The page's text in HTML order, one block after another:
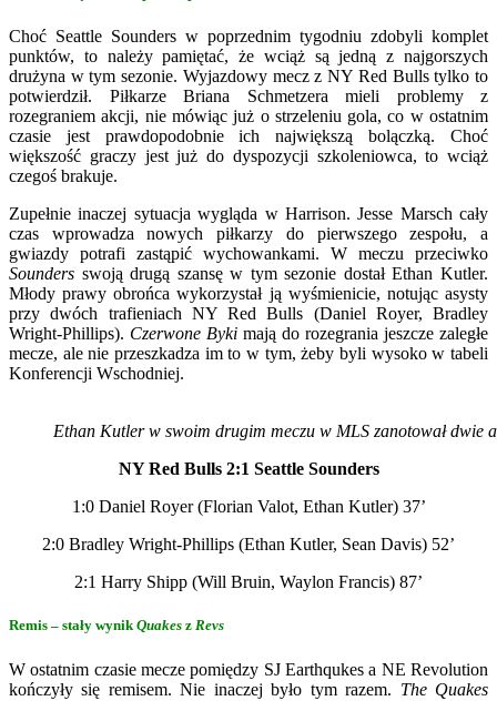
Choć Seattle Sounders w poprzednim tygodniu zdobyli komplet
punktów, to należy pamiętać, że wciąż są jedną z najgorszych
drużyna w tym sezonie. Wyjazdowy mecz z NY Red Bulls tylko to
potwierdził. Piłkarze Briana Schmetzera mieli problemy z
rozegraniem akcji, nie mówiąc już o strzeleniu gola, co w ostatnim
czasie jest prawdopodobnie ich największą bolączką. Choć
większość graczy jest już do dyspozycji szkoleniowca, to wciąż
czegoś brakuje.
Zupełnie inaczej sytuacja wygląda w Harrison. Jesse Marsch cały
czas wprowadza nowych piłkarzy do pierwszego zespołu, a
gwiazdy potrafi zastąpić wychowankami. W meczu przeciwko
Sounders swoją drugą szansę w tym sezonie dostał Ethan Kutler.
Młody prawy obrońca wykorzystał ją wyśmienicie, notując asysty
przy dwóch trafieniach NY Red Bulls (Daniel Royer, Bradley
Wright-Phillips). Czerwone Byki mają do rozegrania jeszcze zaległe
mecze, ale nie przeszkadza im to w tym, żeby byli wysoko w tabeli
Konferencji Wschodniej.
Ethan Kutler w swoim drugim meczu w MLS zanotował dwie
NY Red Bulls 2:1 Seattle Sounders
1:0 Daniel Royer (Florian Valot, Ethan Kutler) 37’
2:0 Bradley Wright-Phillips (Ethan Kutler, Sean Davis) 52’
2:1 Harry Shipp (Will Bruin, Waylon Francis) 87’
Remis – stały wynikQuakes z Revs
W ostatnim czasie mecze pomiędzy SJ Earthqukes a NE Revolution
kończyły się remisem. Nie inaczej było tym razem. The Quakes